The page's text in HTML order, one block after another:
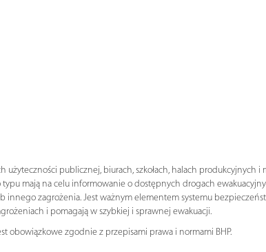
użyteczności publicznej, biurach, szkołach, halach produkcyjnych
mają na celu informowanie o dostępnych drogach
zagrożenia. Jest ważnym elementem systemu
i pomagają w szybkiej i sprawnej ewakuacji.
obowiązkowe zgodnie z przepisami prawa i normami BHP.